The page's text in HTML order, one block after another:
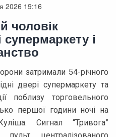
2026 19:16
чоловік
і
затримали 54-річного
двері супермаркету та
поблизу торговельного
першої години ночі на
Сигнал “Тривога”